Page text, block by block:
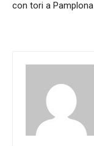
con tori a Pamplona